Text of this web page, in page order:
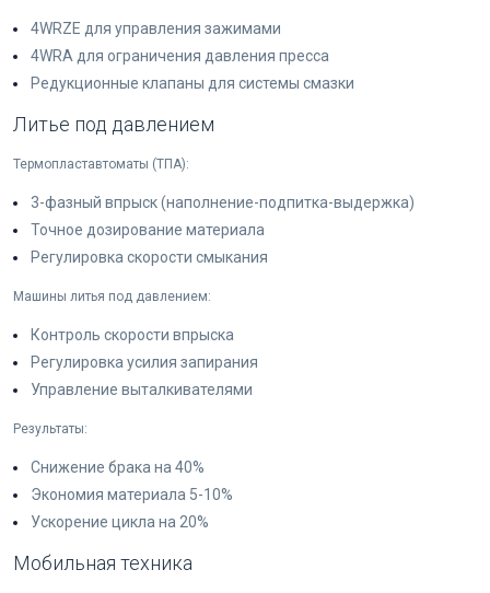
4WRZE для управления зажимами
4WRA для ограничения давления пресса
Редукционные клапаны для системы смазки
Литье под давлением
Термопластавтоматы (ТПА):
3-фазный впрыск (наполнение-подпитка-выдержка)
Точное дозирование материала
Регулировка скорости смыкания
Машины литья под давлением:
Контроль скорости впрыска
Регулировка усилия запирания
Управление выталкивателями
Результаты:
Снижение брака на 40%
Экономия материала 5-10%
Ускорение цикла на 20%
Мобильная техника